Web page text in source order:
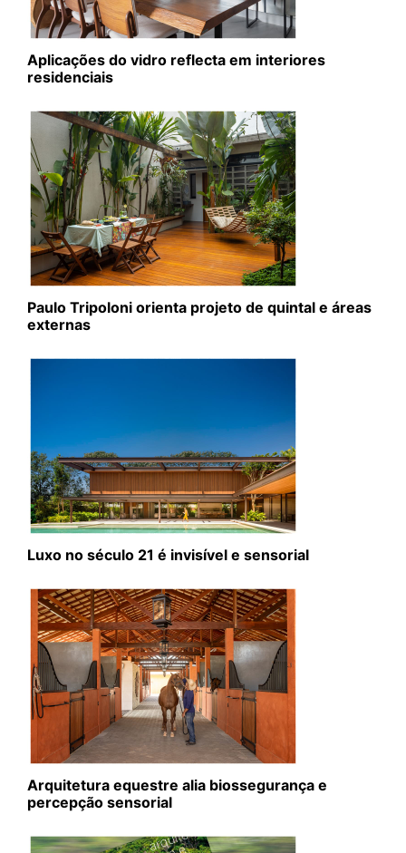
Aplicações do vidro reflecta em interiores
residenciais
Paulo Tripoloni orienta projeto de quintal e áreas
externas
Luxo no século 21 é invisível e sensorial
Arquitetura equestre alia biossegurança e
percepção sensorial